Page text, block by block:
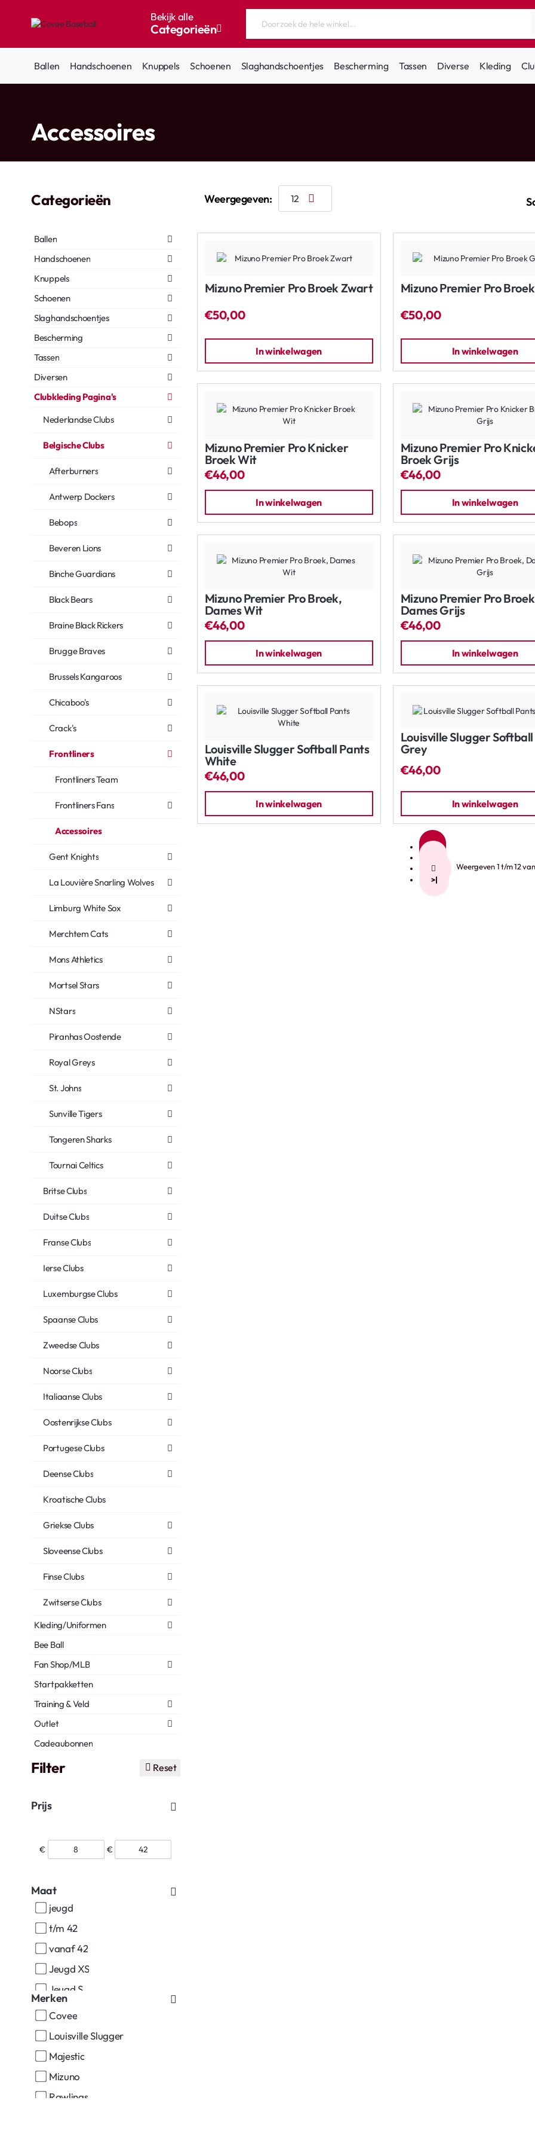
Bekijk alle
Categorieën
Doorzoek
winkel...
Ballen Handschoenen Knuppels Schoenen Slaghandschoentjes Bescherming Tassen Diverse Kleding
Accessoires
Categorieën
Ballen
Handschoenen
Knuppels
Schoenen
Slaghandschoentjes
Bescherming
Tassen
Diversen
Clubkleding Pagina's
Nederlandse Clubs
Belgische Clubs
Afterburners
Antwerp Dockers
Bebops
Beveren Lions
Binche Guardians
Black Bears
Braine Black Rickers
Brugge Braves
Brussels Kangaroos
Chicaboo's
Crack's
Frontliners
Frontliners Team
Frontliners Fans
Accessoires
Gent Knights
La Louvière Snarling Wolves
Limburg White Sox
Merchtem Cats
Mons Athletics
Mortsel Stars
NStars
Piranhas Oostende
Royal Greys
St. Johns
Sunville Tigers
Tongeren Sharks
Tournai Celtics
Britse Clubs
Duitse Clubs
Franse Clubs
Ierse Clubs
Luxemburgse Clubs
Spaanse Clubs
Zweedse Clubs
Noorse Clubs
Italiaanse Clubs
Oostenrijkse Clubs
Portugese Clubs
Deense Clubs
Kroatische Clubs
Griekse Clubs
Sloveense Clubs
Finse Clubs
Zwitserse Clubs
Kleding/Uniformen
Bee Ball
Fan Shop/MLB
Startpakketten
Training & Veld
Outlet
Cadeaubonnen
Filter Reset
Prijs
€ €
Maat
jeugd
t/m 42
vanaf 42
Jeugd XS
Jeugd S
Jeugd M
Jeugd L
Jeugd XL
Jeugd XXL
Small
Merken
Covee
Louisville Slugger
Majestic
Mizuno
Rawlings
Weergegeven:
Mizuno Premier Pro Broek Zwart
€50,00
In winkelwagen
Mizuno Premier Pro
€50,00
In winkelwagen
Mizuno Premier Pro Knicker
Broek Wit
€46,00
In winkelwagen
Mizuno Premier Pro
Broek Grijs
€46,00
In winkelwagen
Mizuno Premier Pro Broek,
Dames Wit
€46,00
In winkelwagen
Mizuno Premier Pro
Dames Grijs
€46,00
In winkelwagen
Louisville Slugger Softball Pants
White
€46,00
In winkelwagen
Louisville Slugger
Grey
€46,00
In winkelwagen
>|
Weergeven 1 t/m 12